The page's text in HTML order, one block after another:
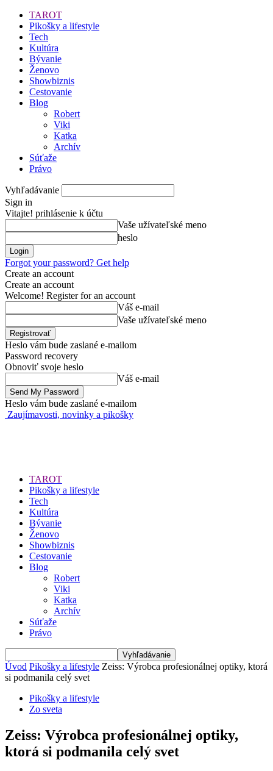
TAROT
Pikošky a lifestyle
Tech
Kultúra
Bývanie
Ženovo
Showbiznis
Cestovanie
Blog
Robert
Viki
Katka
Archív
Súťaže
Právo
Vyhľadávanie
Sign in
Vitajte! prihlásenie k účtu
Vaše užívateľské meno
heslo
Forgot your password? Get help
Create an account
Create an account
Welcome! Register for an account
Váš e-mail
Vaše užívateľské meno
Heslo vám bude zaslané e-mailom
Password recovery
Obnoviť svoje heslo
Váš e-mail
Heslo vám bude zaslané e-mailom
Zaujímavosti, novinky a pikošky
TAROT
Pikošky a lifestyle
Tech
Kultúra
Bývanie
Ženovo
Showbiznis
Cestovanie
Blog
Robert
Viki
Katka
Archív
Súťaže
Právo
Úvod Pikošky a lifestyle Zeiss: Výrobca profesionálnej optiky, ktorá
si podmanila celý svet
Pikošky a lifestyle
Zo sveta
Zeiss: Výrobca profesionálnej optiky,
ktorá si podmanila celý svet